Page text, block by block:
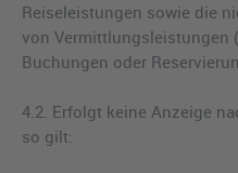
Reiseleistungen sowie die
von Vermittlungsleistungen
Buchungen oder
4.2. Erfolgt keine Anzeige
so gilt: